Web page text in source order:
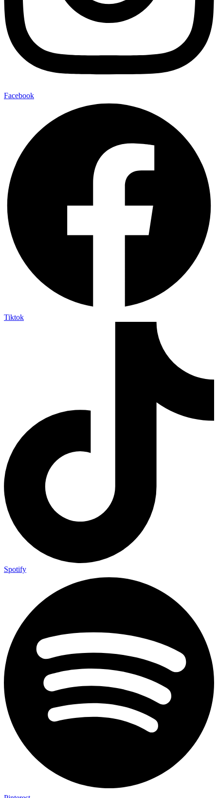
Facebook
Tiktok
Spotify